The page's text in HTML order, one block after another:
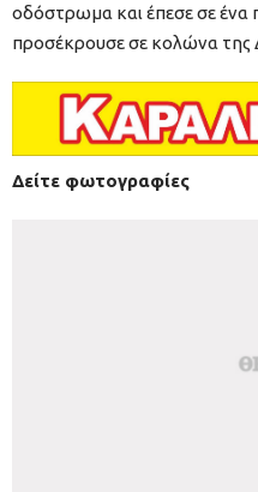
οδόστρωμα και έπεσε σε ένα
προσέκρουσε σε κολώνα της
Δείτε φωτογραφίες